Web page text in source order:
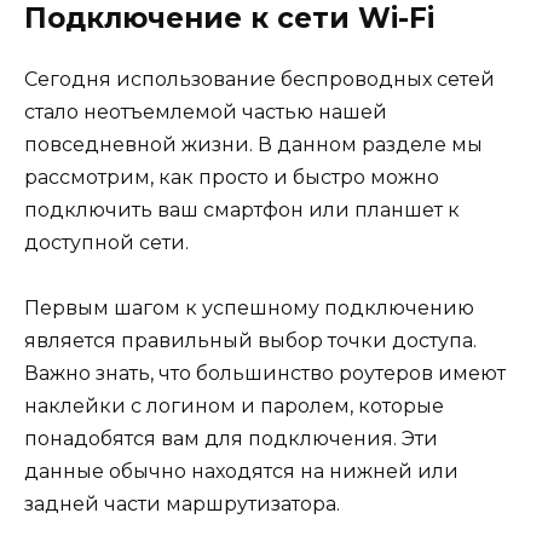
Подключение к сети Wi-Fi
Сегодня использование беспроводных сетей
стало неотъемлемой частью нашей
повседневной жизни. В данном разделе мы
рассмотрим, как просто и быстро можно
подключить ваш смартфон или планшет к
доступной сети.
Первым шагом к успешному подключению
является правильный выбор точки доступа.
Важно знать, что большинство роутеров имеют
наклейки с логином и паролем, которые
понадобятся вам для подключения. Эти
данные обычно находятся на нижней или
задней части маршрутизатора.